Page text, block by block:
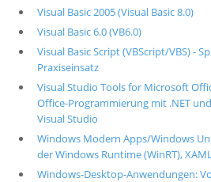
Visual Basic 2005 (Visual Basic 8.0)
Visual Basic 6.0 (VB6.0)
Visual Basic Script (VBScript/VBS) -
Praxiseinsatz
Visual Studio Tools for Microsoft
Office-Programmierung mit .NET
Visual Studio
Windows Modern Apps/Windows
der Windows Runtime (WinRT),
Windows-Desktop-Anwendungen: